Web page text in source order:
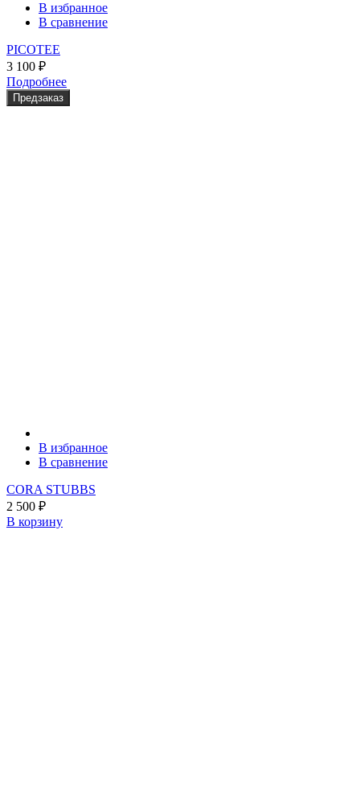
В избранное
В сравнение
PICOTEE
3 100 ₽
Подробнее
Предзаказ
В избранное
В сравнение
CORA STUBBS
2 500 ₽
В корзину